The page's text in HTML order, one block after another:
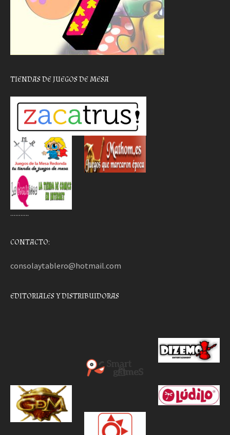
TIENDAS DE JUEGOS DE MESA
………..
CONTACTO:
consolaytablero@hotmail.com
EDITORIALES Y DISTRIBUIDORAS